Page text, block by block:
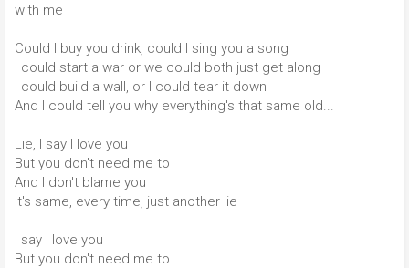
with me
Could I buy you drink, could I sing you a song
I could start a war or we could both just get along
I could build a wall, or I could tear it down
And I could tell you why everything's that same old...
Lie, I say I love you
But you don't need me to
And I don't blame you
It's same, every time, just another lie
I say I love you
But you don't need me to